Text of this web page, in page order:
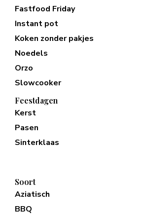
Fastfood Friday
Instant pot
Koken zonder pakjes
Noedels
Orzo
Slowcooker
Feestdagen
Kerst
Pasen
Sinterklaas
Soort
Aziatisch
BBQ